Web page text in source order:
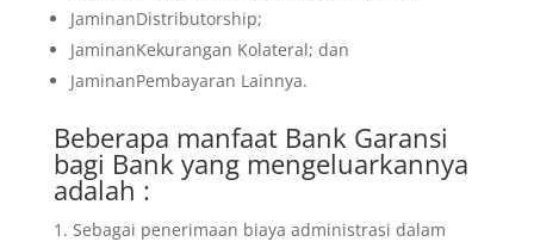
JaminanDistributorship;
JaminanKekurangan Kolateral; dan
JaminanPembayaran Lainnya.
Beberapa manfaat Bank Garansi
bagi Bank yang mengeluarkannya
adalah :
Sebagai penerimaan biaya administrasi dalam